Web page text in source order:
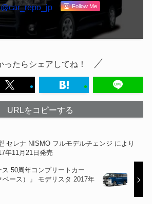
Follow Me
ったらシェアしてね！
URLをコピーする
セレナ NISMO フルモデルチェンジ により
年11月21日発売
ス 50周年コンプリートカー
ベース）」 モデリスタ 2017年